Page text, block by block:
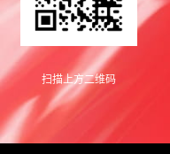
扫描上方二维码